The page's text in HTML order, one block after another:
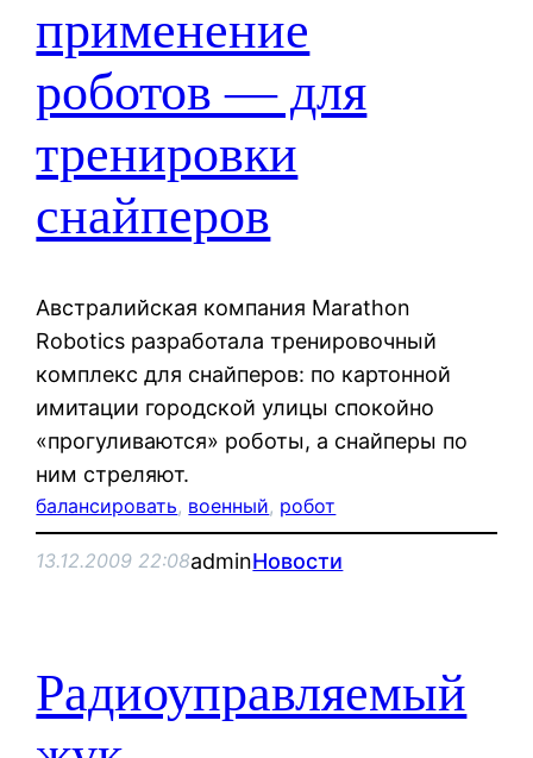
применение
роботов — для
тренировки
снайперов
Австралийская компания Marathon
Robotics разработала тренировочный
комплекс для снайперов: по картонной
имитации городской улицы спокойно
«прогуливаются» роботы, а снайперы по
ним стреляют.
балансировать, военный, робот
13.12.2009 22:08adminНовости
Радиоуправляемый